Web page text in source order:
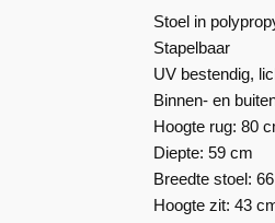
Stoel in
Stapelbaar
UV bestendig,
Binnen- en
Hoogte rug: 80
Diepte: 59 cm
Breedte stoel:
Hoogte zit: 43